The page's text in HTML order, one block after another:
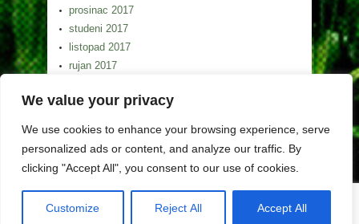
We value your privacy
We use cookies to enhance your browsing experience, serve
personalized ads or content, and analyze our traffic. By
clicking "Accept All", you consent to our use of cookies.
Customize Reject All Accept All
prosinac 2017
studeni 2017
listopad 2017
rujan 2017
srpanj 2017